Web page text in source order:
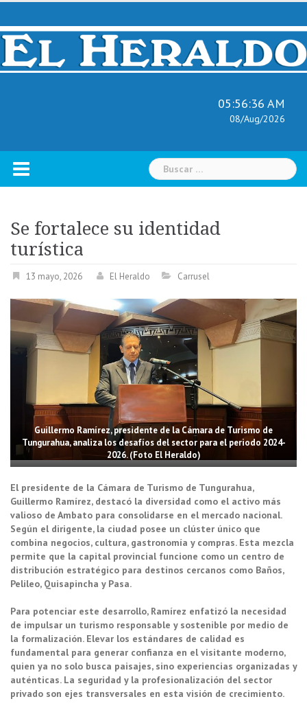
Skip
content
05:56:37 AM
08/Aug/2026
Buscar:
Se fortalece su identidad
turística
13 mayo, 2026 El Heraldo Carrusel
Guillermo Ramírez, presidente de la Cámara de Turismo de
Tungurahua, analiza los desafíos del sector para el periodo 2024-
2026. (Foto El Heraldo)
El presidente de la Cámara de Turismo de Tungurahua,
Guillermo Ramírez, destacó la diversidad como el activo más
valioso de Ambato para consolidarse en el mercado nacional.
Según el dirigente, la ciudad posee un clúster único que
combina negocios, cultura, gastronomía y compras. Esta mezcla
permite que la capital provincial funcione como un centro de
distribución estratégico para destinos cercanos como Baños,
Pelileo, Quisapincha y Pasa.
Para potenciar este desarrollo, Ramírez enfatizó la necesidad
de impulsar un turismo responsable y sostenible por medio de
la formalización. Elevar los estándares de calidad es
fundamental para generar confianza en el visitante moderno,
quien ya no solo busca paisajes, sino experiencias organizadas y
auténticas. La seguridad y la profesionalización del sector
privado son ejes transversales en esta visión de crecimiento.